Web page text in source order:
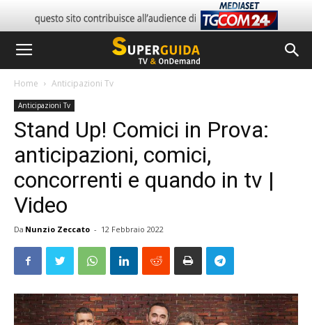
Home Anticipazioni Tv
Anticipazioni Tv
Stand Up! Comici in Prova:
anticipazioni, comici,
concorrenti e quando in tv |
Video
Da Nunzio Zeccato - 12 Febbraio 2022